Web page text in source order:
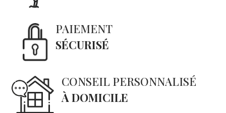
PAIEMENT
SÉCURISÉ
CONSEIL PERSONNALISÉ
À DOMICILE